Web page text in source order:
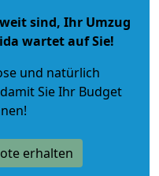
sind, Ihr Umzug
wartet auf Sie!
und natürlich
Sie Ihr Budget
erhalten